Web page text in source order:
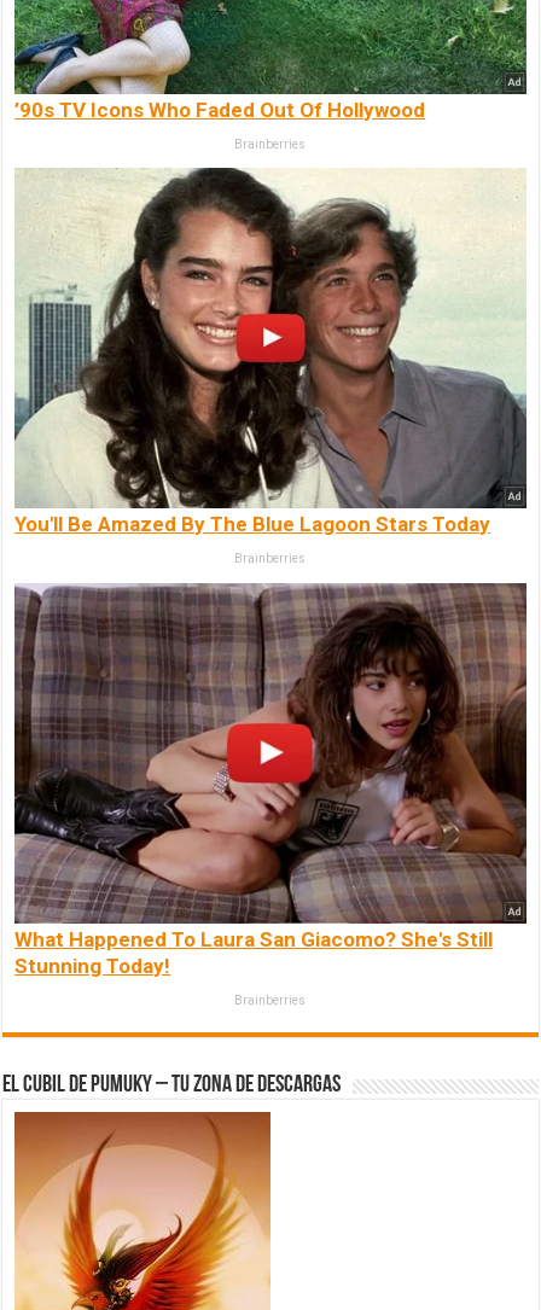
’90s TV Icons Who Faded Out Of Hollywood
Brainberries
You'll Be Amazed By The Blue Lagoon Stars Today
Brainberries
What Happened To Laura San Giacomo? She's Still
Stunning Today!
Brainberries
El Cubil de Pumuky – Tu zona de Descargas